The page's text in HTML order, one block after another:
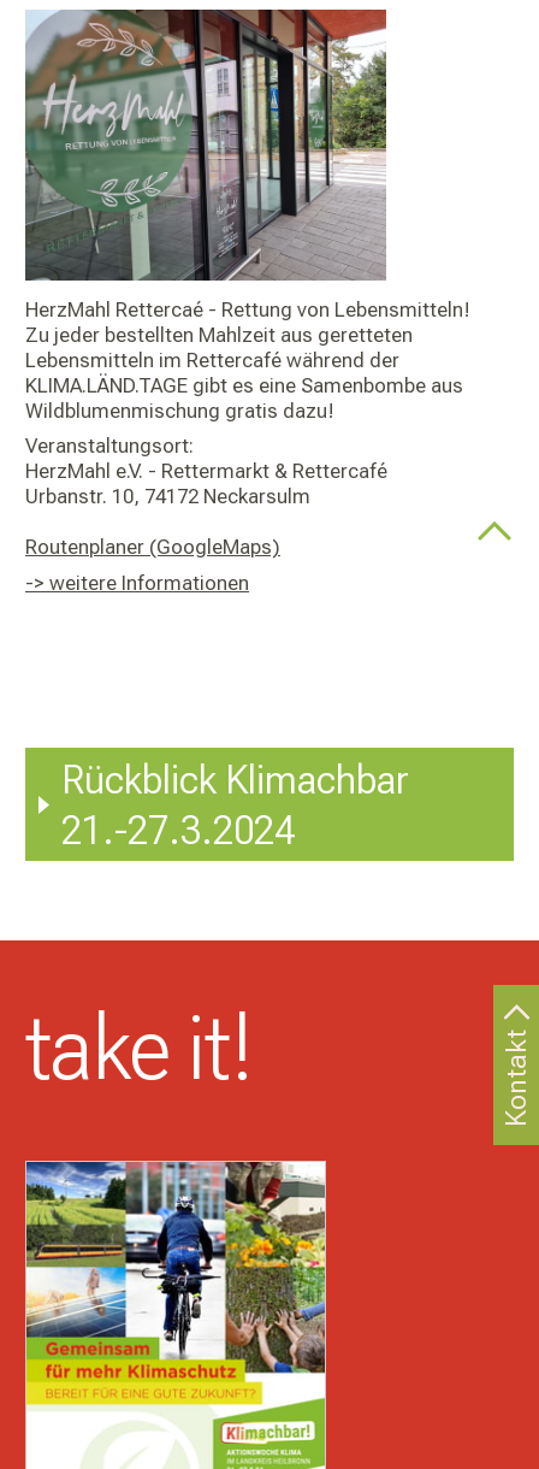
HerzMahl Rettercaé - Rettung von Lebensmitteln!
Zu jeder bestellten Mahlzeit aus geretteten
Lebensmitteln im Rettercafé während der
KLIMA.LÄND.TAGE gibt es eine Samenbombe aus
Wildblumenmischung gratis dazu!
Veranstaltungsort:
HerzMahl e.V. - Rettermarkt & Rettercafé
Urbanstr. 10, 74172 Neckarsulm
Routenplaner (GoogleMaps)
-> weitere Informationen
Rückblick Klimachbar
21.-27.3.2024
take it! Kontakt